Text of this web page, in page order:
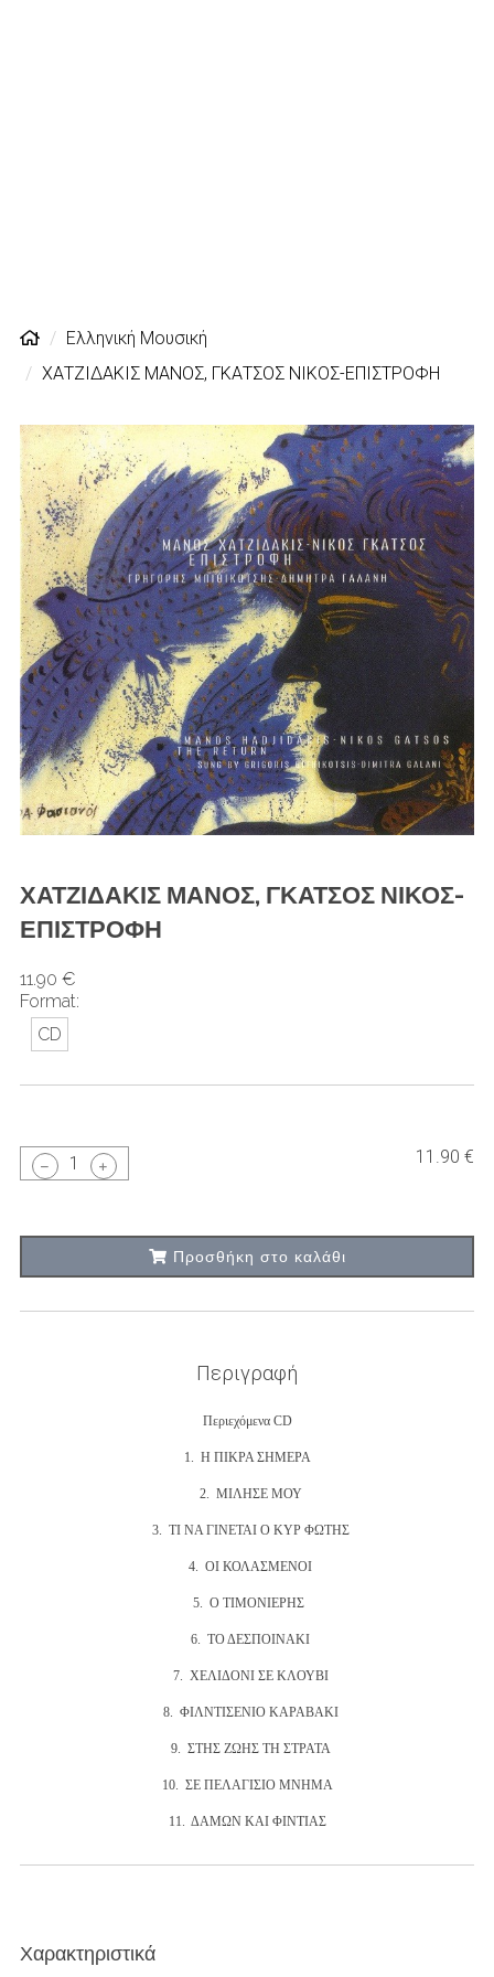
Ελληνική Μουσική
ΧΑΤΖΙΔΑΚΙΣ ΜΑΝΟΣ, ΓΚΑΤΣΟΣ ΝΙΚΟΣ-ΕΠΙΣΤΡΟΦΗ
ΧΑΤΖΙΔΑΚΙΣ ΜΑΝΟΣ, ΓΚΑΤΣΟΣ ΝΙΚΟΣ-
ΕΠΙΣΤΡΟΦΗ
11.90 €
Format:
CD
1 11.90 €
Προσθήκη στο καλάθι
Περιγραφή
Περιεχόμενα CD
1. Η ΠΙΚΡΑ ΣΗΜΕΡΑ
2. ΜΙΛΗΣΕ ΜΟΥ
3. ΤΙ ΝΑ ΓΙΝΕΤΑΙ Ο ΚΥΡ ΦΩΤΗΣ
4. ΟΙ ΚΟΛΑΣΜΕΝΟΙ
5. Ο ΤΙΜΟΝΙΕΡΗΣ
6. ΤΟ ΔΕΣΠΟΙΝΑΚΙ
7. ΧΕΛΙΔΟΝΙ ΣΕ ΚΛΟΥΒΙ
8. ΦΙΛΝΤΙΣΕΝΙΟ ΚΑΡΑΒΑΚΙ
9. ΣΤΗΣ ΖΩΗΣ ΤΗ ΣΤΡΑΤΑ
10. ΣΕ ΠΕΛΑΓΙΣΙΟ ΜΝΗΜΑ
11. ΔΑΜΩΝ ΚΑΙ ΦΙΝΤΙΑΣ
Χαρακτηριστικά